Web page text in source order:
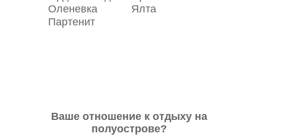
Оленевка
Партенит
Ялта
Ваше отношение к отдыху на
полуострове?